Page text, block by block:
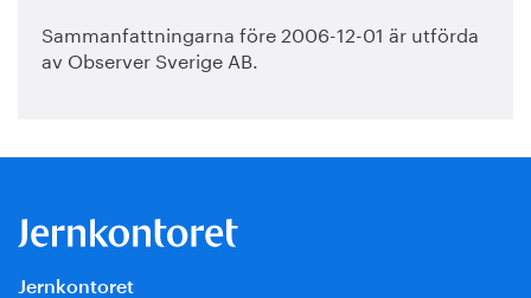
Sammanfattningarna före 2006-12-01 är utförda
av Observer Sverige AB.
Jernkontoret